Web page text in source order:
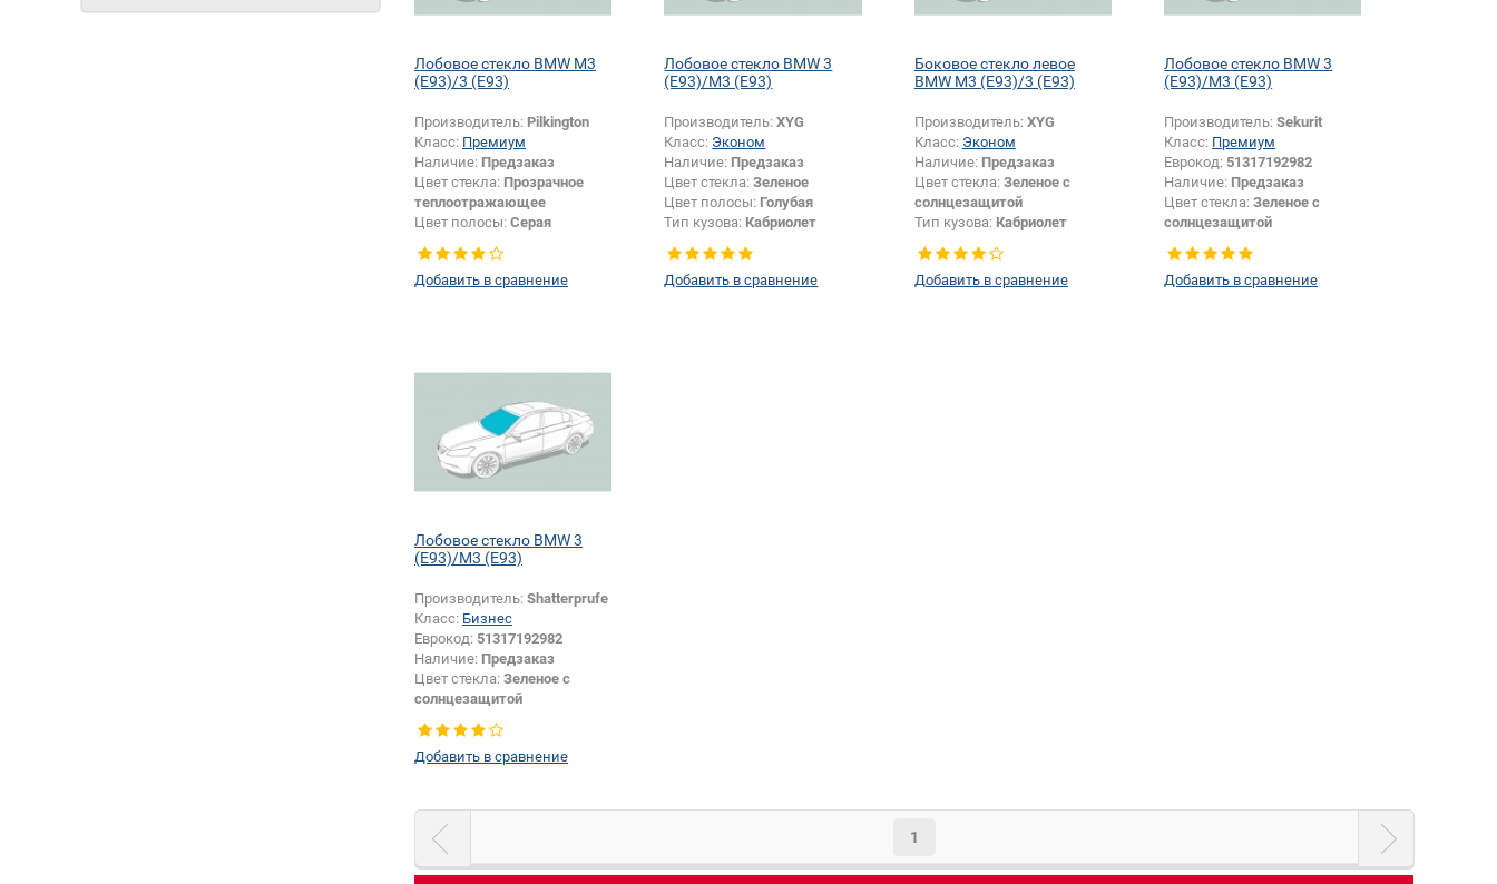
Лобовое стекло BMW M3
(E93)/3 (E93)
Производитель: Pilkington
Класс: Премиум
Наличие: Предзаказ
Цвет стекла: Прозрачное
теплоотражающее
Цвет полосы: Серая
Тип кузова: Кабриолет
Появление или изменение
шелкографии:Да
Добавить в сравнение
Лобовое стекло BMW 3
(E93)/M3 (E93)
Производитель:XYG
Класс: Эконом
Наличие: Предзаказ
Цвет стекла:Зеленое
Цвет полосы: Голубая
Тип кузова: Кабриолет
Появление или изменение
шелкографии:
Добавить в сравнение
Боковое стекло левое
BMW M3 (E93)/3 (E93)
Производитель: XYG
Класс: Эконом
Наличие: Предзаказ
Цвет стекла: Зеленое с
солнцезащитой
Тип кузова: Кабриолет
Тип стекла: Боковое стекло
левое
Добавить в сравнение
Лобовое стекло BMW 3
(E93)/M3 (E93)
Производитель:Sekurit
Класс: Премиум
Еврокод: 51317192982
Наличие: Предзаказ
Цвет стекла:Зеленое с
солнцезащитой
Цвет полосы:
Тип кузова:Кабриолет
Добавить в сравнение
Лобовое стекло BMW 3
(E93)/M3 (E93)
Производитель: Shatterprufe
Класс: Бизнес
Еврокод: 51317192982
Наличие: Предзаказ
Цвет стекла: Зеленое с
солнцезащитой
Тип кузова:Кабриолет
Добавить в сравнение
1